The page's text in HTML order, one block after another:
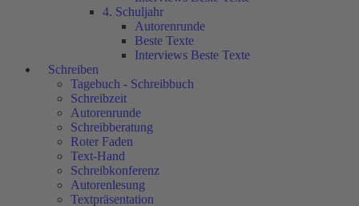
4. Schuljahr
Autorenrunde
Beste Texte
Interviews Beste Texte
Schreiben
Tagebuch - Schreibbuch
Schreibzeit
Autorenrunde
Schreibberatung
Roter Faden
Text-Hand
Schreibkonferenz
Autorenlesung
Textpräsentation